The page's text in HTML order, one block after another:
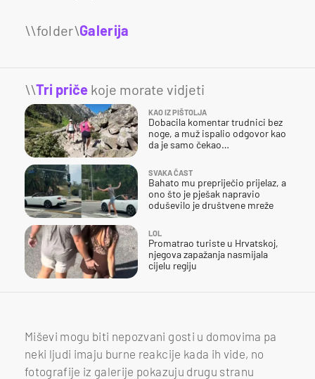
Galerija
\\Tri priče koje morate vidjeti
KAO IZ PIŠTOLJA
Dobacila komentar trudnici bez
noge, a muž ispalio odgovor kao
da je samo čekao…
SVAKA ČAST
Bahato mu prepriječio prijelaz, a
ono što je pješak napravio
oduševilo je društvene mreže
LOL
Promatrao turiste u Hrvatskoj,
njegova zapažanja nasmijala
cijelu regiju
Miševi mogu biti nepozvani gosti u domovima pa
neki ljudi imaju burne reakcije kada ih vide, no
fotografije iz galerije pokazuju drugu stranu